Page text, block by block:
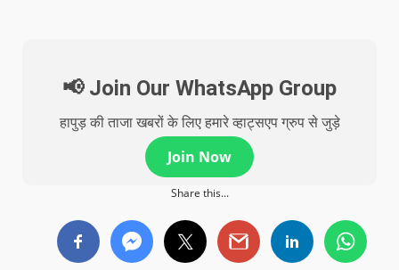
📢 Join Our WhatsApp Group
हापुड़ की ताजा खबरों के लिए हमारे व्हाट्सएप ग्रुप से जुड़े
Join Now
Share this...